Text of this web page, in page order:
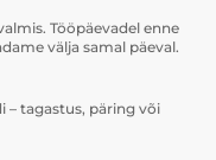
Tööpäevadel enne
välja samal päeval.
– tagastus, päring või